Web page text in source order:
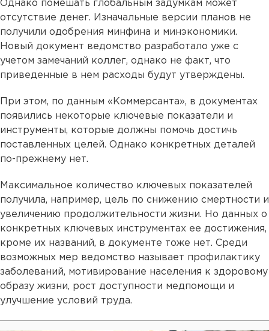
Однако помешать глобальным задумкам может
отсутствие денег. Изначальные версии планов не
получили одобрения минфина и минэкономики.
Новый документ ведомство разработало уже с
учетом замечаний коллег, однако не факт, что
приведенные в нем расходы будут утверждены.
При этом, по данным «Коммерсанта», в документах
появились некоторые ключевые показатели и
инструменты, которые должны помочь достичь
поставленных целей. Однако конкретных деталей
по-прежнему нет.
Максимальное количество ключевых показателей
получила, например, цель по снижению смертности и
увеличению продолжительности жизни. Но данных о
конкретных ключевых инструментах ее достижения,
кроме их названий, в документе тоже нет. Среди
возможных мер ведомство называет профилактику
заболеваний, мотивирование населения к здоровому
образу жизни, рост доступности медпомощи и
улучшение условий труда.